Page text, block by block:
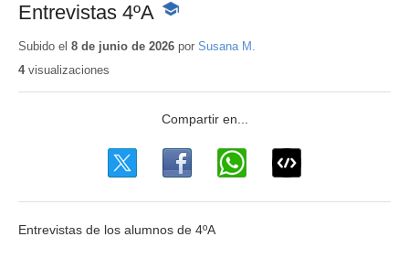
Entrevistas 4ºA -
educativo
Subido el 8 de junio de 2026 por Susana M.
4visualizaciones
Entrevistas de los alumnos de 4ºA